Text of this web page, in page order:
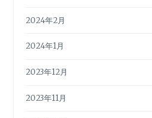
2024年2月
2024年1月
2023年12月
2023年11月